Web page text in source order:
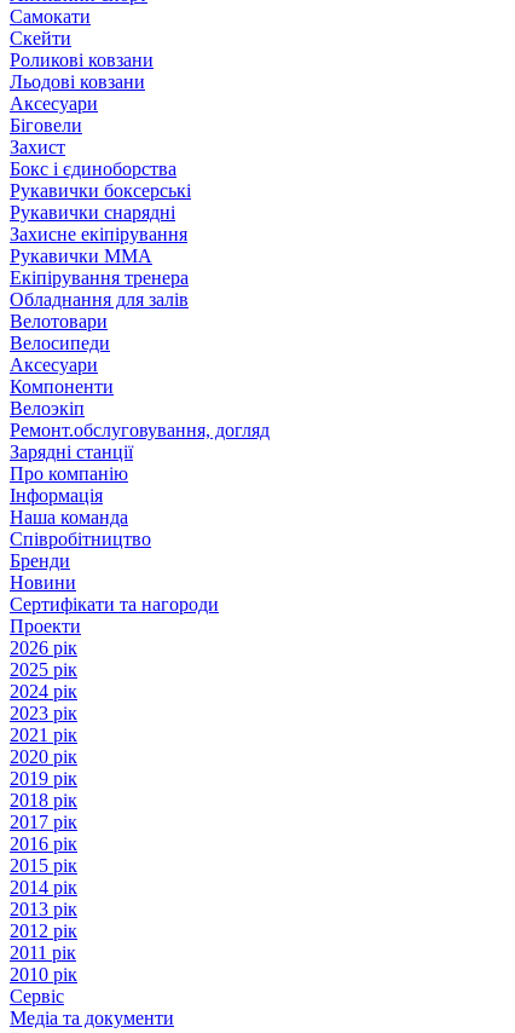
Самокати
Скейти
Роликові ковзани
Льодові ковзани
Аксесуари
Біговели
Захист
Бокс і єдиноборства
Рукавички боксерські
Рукавички снарядні
Захисне екіпірування
Рукавички ММА
Екіпірування тренера
Обладнання для залів
Велотовари
Велосипеди
Аксесуари
Компоненти
Велоэкіп
Ремонт.обслуговування, догляд
Зарядні станції
Про компанію
Інформація
Наша команда
Співробітництво
Бренди
Новини
Сертифікати та нагороди
Проекти
2026 рік
2025 рік
2024 рік
2023 рік
2021 рік
2020 рік
2019 рік
2018 рік
2017 рік
2016 рік
2015 рік
2014 рік
2013 рік
2012 рік
2011 рік
2010 рік
Сервіс
Медіа та документи